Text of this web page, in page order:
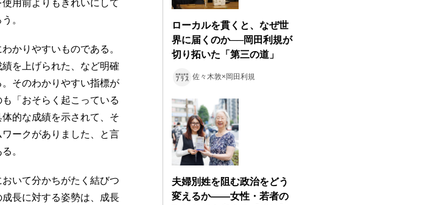
用前よりもきれいにして
。
かりやすいものである。
を上げられた、など明確
そのわかりやすい指標が
「おそらく起こっている
的な成績を示されて、そ
ークがありました、と言
。
いて分かちがたく結びつ
長に対する姿勢は、成長
ローカルを貫くと、なぜ世
界に届くのか──岡田利規が
切り拓いた「第三の道」
佐々木敦×岡田利規
夫婦別姓を阻む政治をどう
変えるか――女性・若者の